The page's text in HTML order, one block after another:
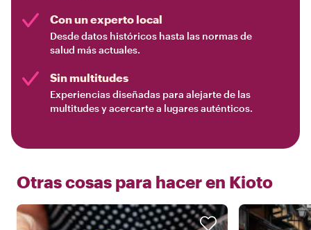
Con un experto local
Desde datos históricos hasta las normas de
salud más actuales.
Sin multitudes
Experiencias diseñadas para alejarte de las
multitudes y acercarte a lugares auténticos.
Otras cosas para hacer en Kioto